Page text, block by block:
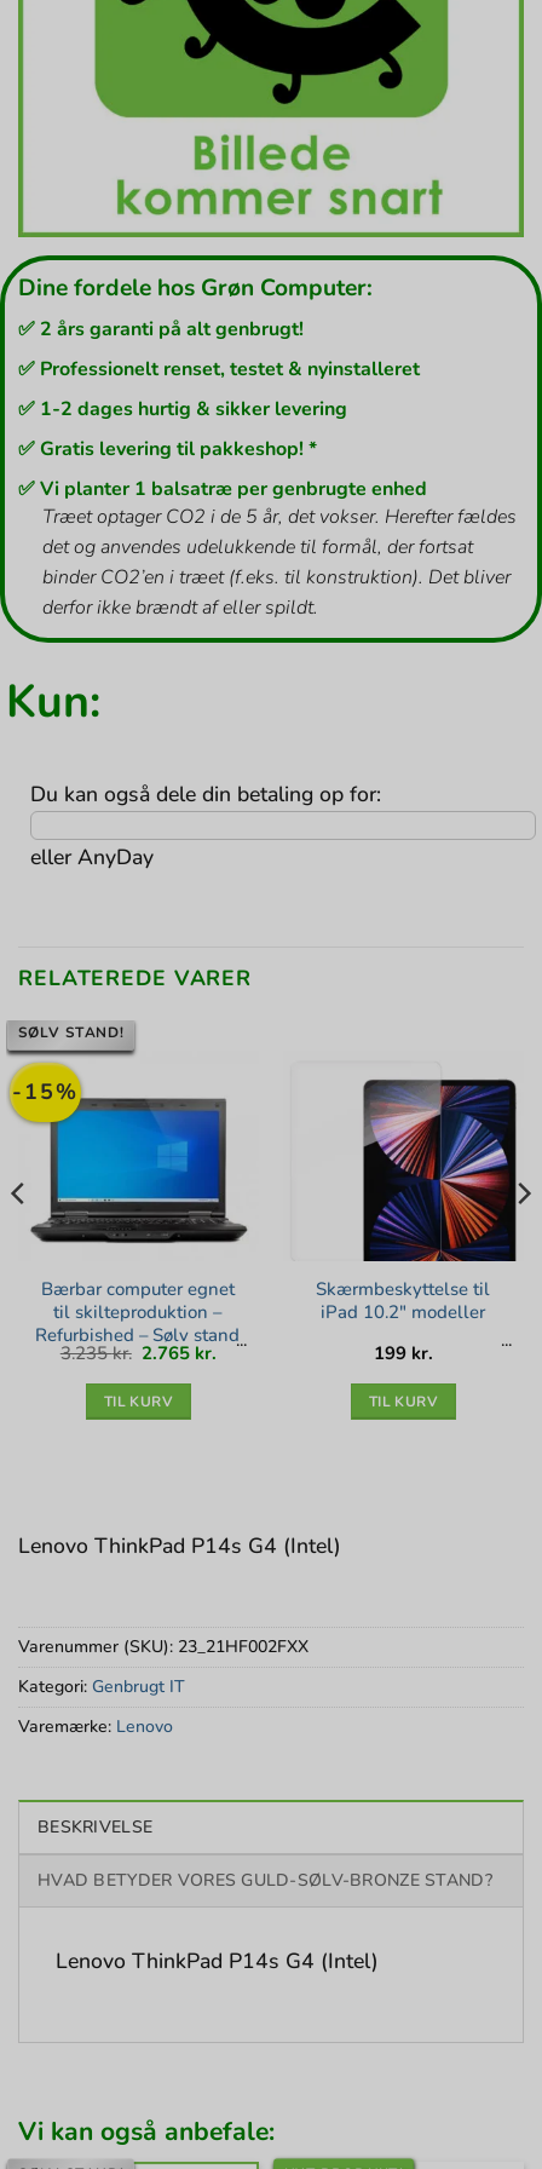
Dine fordele hos Grøn Computer:
✅ 2 års garanti på alt genbrugt!
✅ Professionelt renset, testet & nyinstalleret
✅ 1-2 dages hurtig & sikker levering
✅ Gratis levering til pakkeshop! *
✅ Vi planter 1 balsatræ per genbrugte enhed
Træet optager CO2 i de 5 år, det vokser. Herefter fældes
det og anvendes udelukkende til formål, der fortsat
binder CO2’en i træet (f.eks. til konstruktion). Det bliver
derfor ikke brændt af eller spildt.
Kun:
Du kan også dele din betaling op for:
ellerAnyDay
RELATEREDE VARER
-15%
SØLV STAND!
Bærbar computer egnet
til skilteproduktion –
Refurbished – Sølv stand
3.235kr. Den
oprindelige
pris
2.765 kr. Den
TIL KURV
Skærmbeskyttelse til
iPad 10.2″ modeller
199 kr.
TIL KURV
Lenovo ThinkPad P14s G4 (Intel)
Varenummer (SKU): 23_21HF002FXX
Kategori: Genbrugt IT
Varemærke: Lenovo
BESKRIVELSE
HVAD BETYDER VORES GULD-SØLV-BRONZE STAND?
Lenovo ThinkPad P14s G4 (Intel)
Vi kan også anbefale: